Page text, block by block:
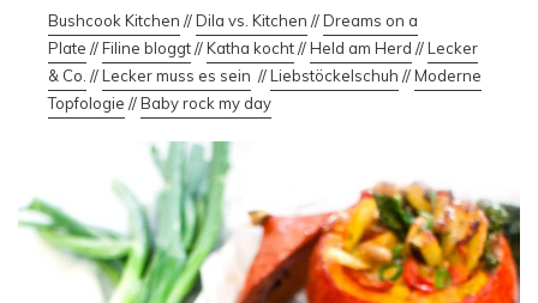
Bushcook Kitchen //Dila vs. Kitchen //Dreams on a
Plate //Filine bloggt//Katha kocht//Held am Herd //Lecker
& Co. //Lecker muss es sein //Liebstöckelschuh //Moderne
Topfologie //Baby rock my day